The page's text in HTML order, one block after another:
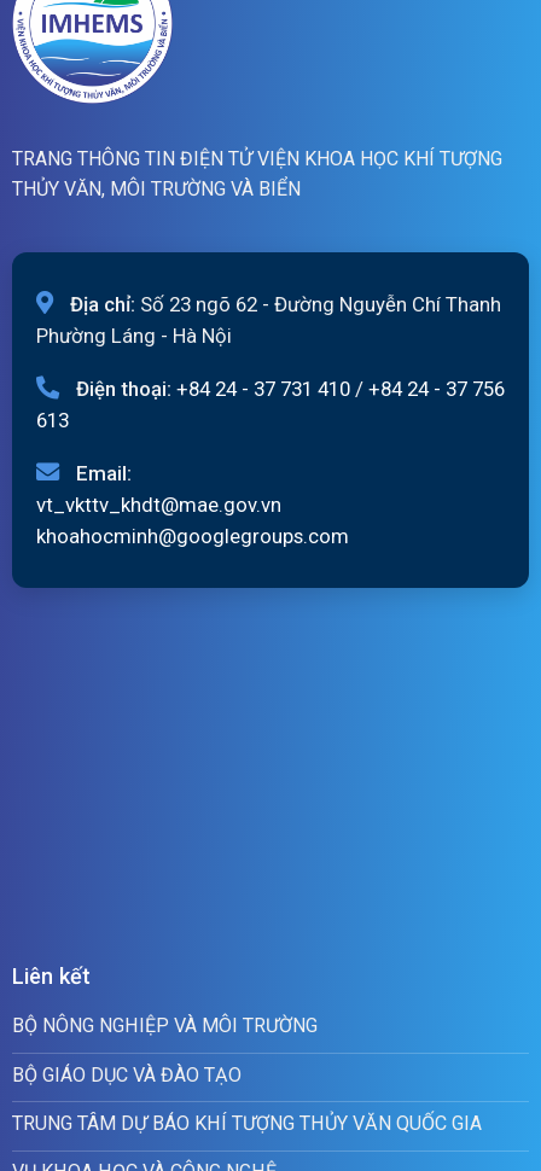
TRANG THÔNG TIN ĐIỆN TỬ VIỆN KHOA HỌC KHÍ TƯỢNG
THỦY VĂN, MÔI TRƯỜNG VÀ BIỂN
Địa chỉ: Số 23 ngõ 62 - Đường Nguyễn Chí Thanh
Phường Láng - Hà Nội
Điện thoại: +84 24 - 37 731 410 / +84 24 - 37 756
613
Email:
vt_vkttv_khdt@mae.gov.vn
khoahocminh@googlegroups.com
Liên kết
BỘ NÔNG NGHIỆP VÀ MÔI TRƯỜNG
BỘ GIÁO DỤC VÀ ĐÀO TẠO
TRUNG TÂM DỰ BÁO KHÍ TƯỢNG THỦY VĂN QUỐC GIA